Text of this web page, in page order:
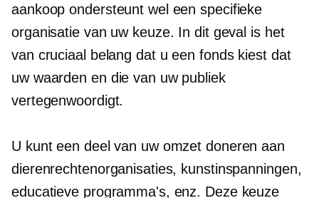
aankoop ondersteunt wel een specifieke
organisatie van uw keuze. In dit geval is het
van cruciaal belang dat u een fonds kiest dat
uw waarden en die van uw publiek
vertegenwoordigt.
U kunt een deel van uw omzet doneren aan
dierenrechtenorganisaties, kunstinspanningen,
educatieve programma's, enz. Deze keuze